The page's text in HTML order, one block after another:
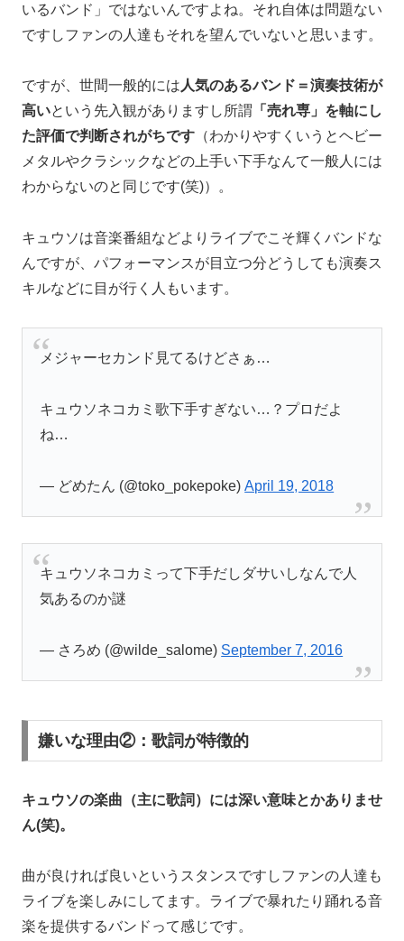
いるバンド」ではないんですよね。それ自体は問題ない
ですしファンの人達もそれを望んでいないと思います。
ですが、世間一般的には人気のあるバンド＝演奏技術が
高いという先入観がありますし所謂 「売れ専」を軸にし
た評価で判断されがちです （わかりやすくいうとヘビー
メタルやクラシックなどの上手い下手なんて一般人には
わからないのと同じです(笑)）。
キュウソは音楽番組などよりライブでこそ輝くバンドな
んですが、パフォーマンスが目立つ分どうしても演奏ス
キルなどに目が行く人もいます。
メジャーセカンド見てるけどさぁ…
キュウソネコカミ歌下手すぎない…？プロだよ
ね…
— どめたん (@toko_pokepoke)April 19, 2018
キュウソネコカミって下手だしダサいしなんで人
気あるのか謎
— さろめ (@wilde_salome) September 7, 2016
嫌いな理由②：歌詞が特徴的
キュウソの楽曲（主に歌詞）には深い意味とかありませ
ん(笑)。
曲が良ければ良いというスタンスですしファンの人達も
ライブを楽しみにしてます。ライブで暴れたり踊れる音
楽を提供するバンドって感じです。